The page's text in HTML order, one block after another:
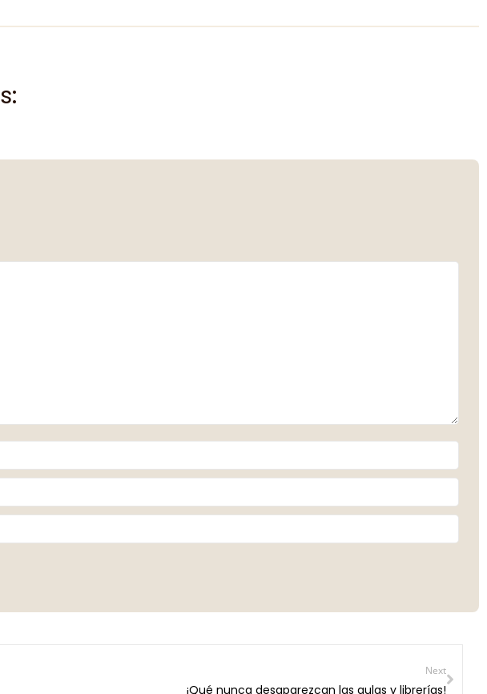
Next
¡Qué nunca desaparezcan las aulas y librerías!